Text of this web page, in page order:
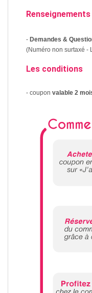
Renseignements
- Demandes &
(Numéro non surtaxé -
Les conditions
- coupon valable 2